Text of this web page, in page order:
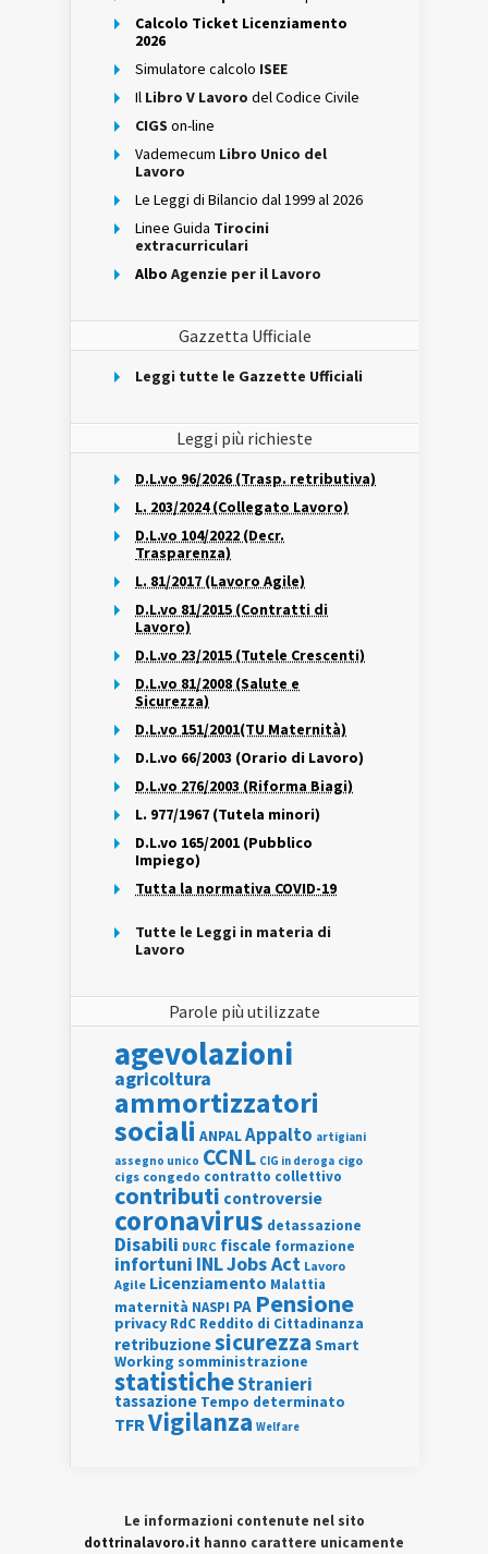
Calcolo Ticket Licenziamento
2026
Simulatore calcolo ISEE
Il Libro V Lavoro del Codice Civile
CIGS on-line
Vademecum Libro Unico del
Lavoro
Le Leggi di Bilancio dal 1999 al 2026
Linee Guida Tirocini
extracurriculari
Albo Agenzie per il Lavoro
Gazzetta Ufficiale
Leggi tutte le Gazzette Ufficiali
Leggi più richieste
D.L.vo 96/2026 (Trasp. retributiva)
L. 203/2024 (Collegato Lavoro)
D.L.vo 104/2022 (Decr.
Trasparenza)
L. 81/2017 (Lavoro Agile)
D.L.vo 81/2015 (Contratti di
Lavoro)
D.L.vo 23/2015 (Tutele Crescenti)
D.L.vo 81/2008 (Salute e
Sicurezza)
D.L.vo 151/2001(TU Maternità)
D.L.vo 66/2003 (Orario di Lavoro)
D.L.vo 276/2003 (Riforma Biagi)
L. 977/1967 (Tutela minori)
D.L.vo 165/2001 (Pubblico
Impiego)
Tutta la normativa COVID-19
Tutte le Leggi in materia di
Lavoro
Parole più utilizzate
agevolazioni
agricoltura
ammortizzatori
sociali ANPALAppalto artigiani
assegno unico CCNL CIG in deroga cigo
cigs congedo contratto collettivo
contributi controversie
coronavirus detassazione
Disabili DURC fiscale formazione
infortuni INLJobs Act Lavoro
Agile Licenziamento Malattia
maternità NASPI PA Pensione
privacy RdC Reddito di Cittadinanza
retribuzionesicurezza Smart
Working somministrazione
statisticheStranieri
tassazione Tempo determinato
TFRVigilanza Welfare
Le informazioni contenute nel sito
dottrinalavoro.it hanno carattere unicamente